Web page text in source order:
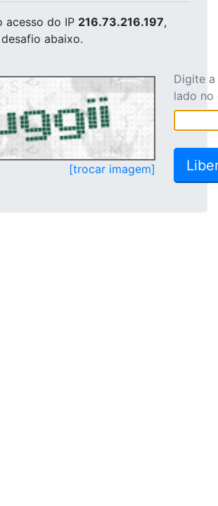
acesso do IP 216.73.216.197,
abaixo.
[trocar imagem]
Digite
lado no